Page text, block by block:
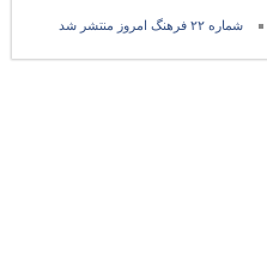
شماره ۲۲ فرهنگ امروز منتشر شد